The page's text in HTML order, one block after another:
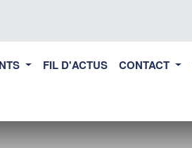
FIL D'ACTUS CONTACT